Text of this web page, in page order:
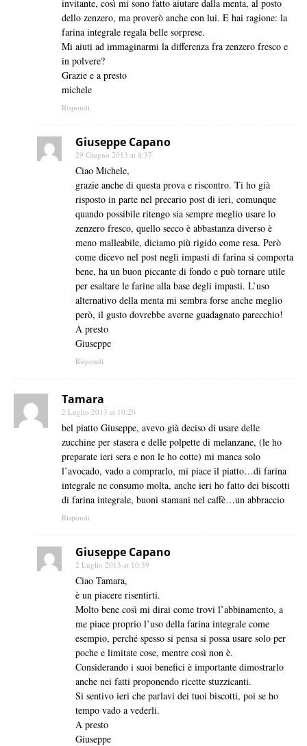
invitante, così mi sono fatto aiutare dalla menta, al posto
dello zenzero, ma proverò anche con lui. E hai ragione: la
farina integrale regala belle sorprese.
Mi aiuti ad immaginarmi la differenza fra zenzero fresco e
in polvere?
Grazie e a presto
michele
Rispondi
Giuseppe Capano
29 Giugno 2013 at 8:37
Ciao Michele,
grazie anche di questa prova e riscontro. Ti ho già
risposto in parte nel precario post di ieri, comunque
quando possibile ritengo sia sempre meglio usare lo
zenzero fresco, quello secco è abbastanza diverso è
meno malleabile, diciamo più rigido come resa. Però
come dicevo nel post negli impasti di farina si comporta
bene, ha un buon piccante di fondo e può tornare utile
per esaltare le farine alla base degli impasti. L’uso
alternativo della menta mi sembra forse anche meglio
però, il gusto dovrebbe averne guadagnato parecchio!
A presto
Giuseppe
Rispondi
Tamara
2 Luglio 2013 at 10:20
bel piatto Giuseppe, avevo già deciso di usare delle
zucchine per stasera e delle polpette di melanzane, (le ho
preparate ieri sera e non le ho cotte) mi manca solo
l’avocado, vado a comprarlo, mi piace il piatto…di farina
integrale ne consumo molta, anche ieri ho fatto dei biscotti
di farina integrale, buoni stamani nel caffè…un abbraccio
Rispondi
Giuseppe Capano
2 Luglio 2013 at 10:39
Ciao Tamara,
è un piacere risentirti.
Molto bene così mi dirai come trovi l’abbinamento, a
me piace proprio l’uso della farina integrale come
esempio, perché spesso si pensa si possa usare solo per
poche e limitate cose, mentre così non è.
Considerando i suoi benefici è importante dimostrarlo
anche nei fatti proponendo ricette stuzzicanti.
Si sentivo ieri che parlavi dei tuoi biscotti, poi se ho
tempo vado a vederli.
A presto
Giuseppe